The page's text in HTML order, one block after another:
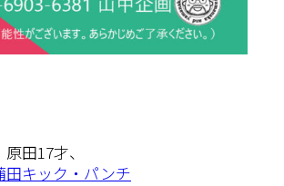
田17才、
田キック・パンチ